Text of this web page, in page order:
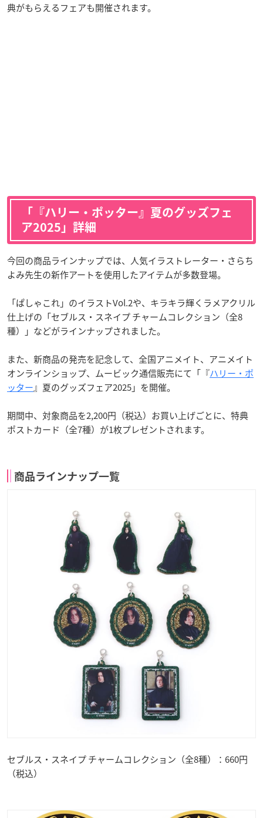
典がもらえるフェアも開催されます。
「『ハリー・ポッター』夏のグッズフェ
ア2025」詳細
今回の商品ラインナップでは、人気イラストレーター・さらち
よみ先生の新作アートを使用したアイテムが多数登場。
「ぱしゃこれ」のイラストVol.2や、キラキラ輝くラメアクリル
仕上げの「セブルス・スネイプ チャームコレクション（全8
種）」などがラインナップされました。
また、新商品の発売を記念して、全国アニメイト、アニメイト
オンラインショップ、ムービック通信販売にて「『ハリー・ポ
ッター』夏のグッズフェア2025」を開催。
期間中、対象商品を2,200円（税込）お買い上げごとに、特典
ポストカード（全7種）が1枚プレゼントされます。
商品ラインナップ一覧
セブルス・スネイプ チャームコレクション（全8種）：660円
（税込）